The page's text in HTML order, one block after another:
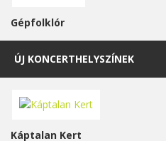
Gépfolklór
ÚJ KONCERTHELYSZÍNEK
Káptalan Kert